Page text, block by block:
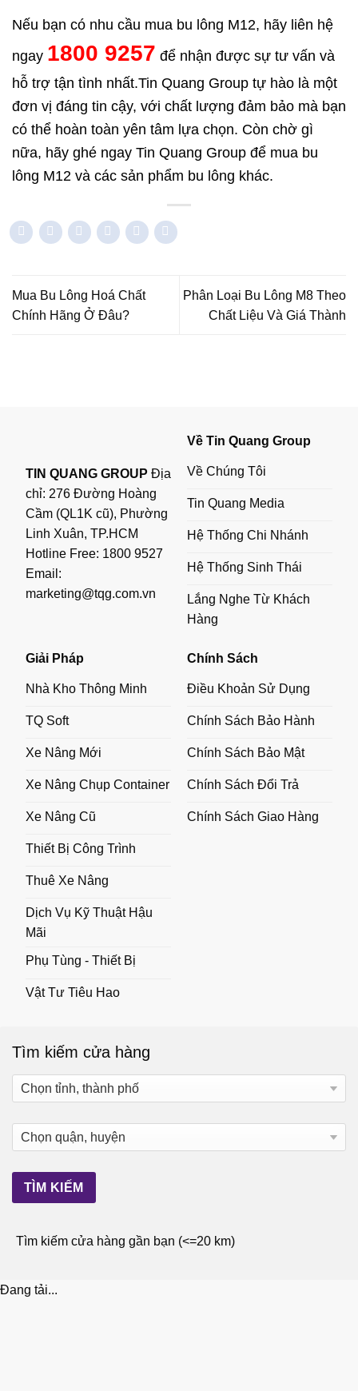
Nếu bạn có nhu cầu mua bu lông M12, hãy liên hệ
ngay 1800 9257 để nhận được sự tư vấn và
hỗ trợ tận tình nhất.Tin Quang Group tự hào là một
đơn vị đáng tin cậy, với chất lượng đảm bảo mà bạn
có thể hoàn toàn yên tâm lựa chọn. Còn chờ gì
nữa, hãy ghé ngay Tin Quang Group để mua bu
lông M12 và các sản phẩm bu lông khác.
Mua Bu Lông Hoá Chất
Chính Hãng Ở Đâu?
Phân Loại Bu Lông M8 Theo
Chất Liệu Và Giá Thành
TIN QUANG GROUP Địa
chỉ: 276 Đường Hoàng
Cầm (QL1K cũ), Phường
Linh Xuân, TP.HCM
Hotline Free: 1800 9527
Email:
marketing@tqg.com.vn
Về Tin Quang Group
Về Chúng Tôi
Tin Quang Media
Hệ Thống Chi Nhánh
Hệ Thống Sinh Thái
Lắng Nghe Từ Khách
Hàng
Giải Pháp
Nhà Kho Thông Minh
TQ Soft
Xe Nâng Mới
Xe Nâng Chụp Container
Xe Nâng Cũ
Thiết Bị Công Trình
Thuê Xe Nâng
Dịch Vụ Kỹ Thuật Hậu
Mãi
Phụ Tùng - Thiết Bị
Vật Tư Tiêu Hao
Chính Sách
Điều Khoản Sử Dụng
Chính Sách Bảo Hành
Chính Sách Bảo Mật
Chính Sách Đổi Trả
Chính Sách Giao Hàng
Tìm kiếm cửa hàng
Tìm kiếm cửa hàng gần bạn (<=20 km)
Đang tải...